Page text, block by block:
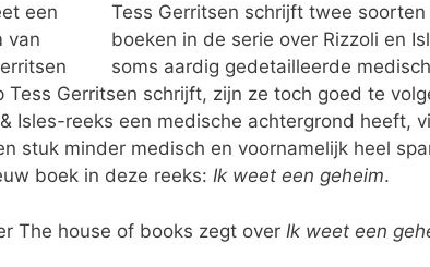
Tess Gerritsen schrijft twee
boeken in de serie over Rizzoli en
soms aardig gedetailleerde
Tess Gerritsen schrijft, zijn ze toch goed te
Isles-reeks een medische achtergrond heeft,
stuk minder medisch en voornamelijk heel
boek in deze reeks: Ik weet een geheim.
The house of books zegt over Ik weet een